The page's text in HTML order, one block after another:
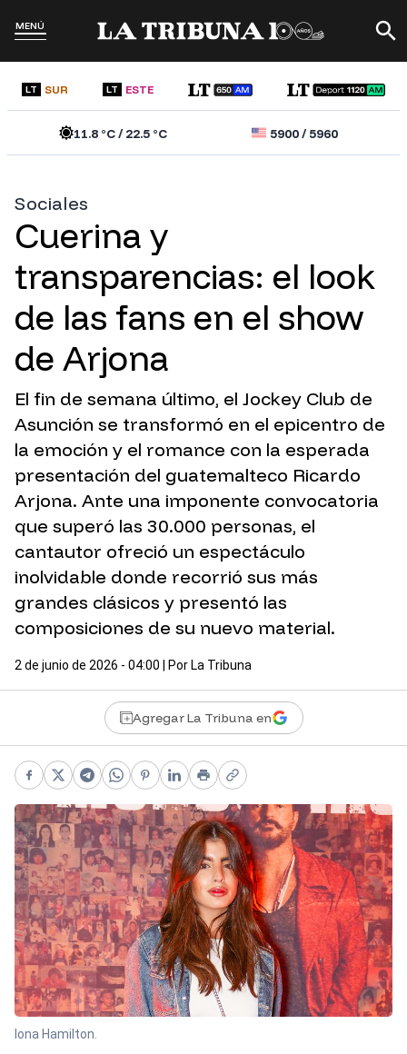
MENÚ
LT SUR LT ESTE
11.8°C /22.5°C 5900/5960
Sociales
Cuerina y
transparencias: el look
de las fans en el show
de Arjona
El fin de semana último, el Jockey Club de
Asunción se transformó en el epicentro de
la emoción y el romance con la esperada
presentación del guatemalteco Ricardo
Arjona. Ante una imponente convocatoria
que superó las 30.000 personas, el
cantautor ofreció un espectáculo
inolvidable donde recorrió sus más
grandes clásicos y presentó las
composiciones de su nuevo material.
2 de junio de 2026 - 04:00 | Por La Tribuna
Agregar La Tribuna en
Facebook
X Telegram
WhatsApp
Pinterest
LinkedIn
PrintCopy link
Iona Hamilton.